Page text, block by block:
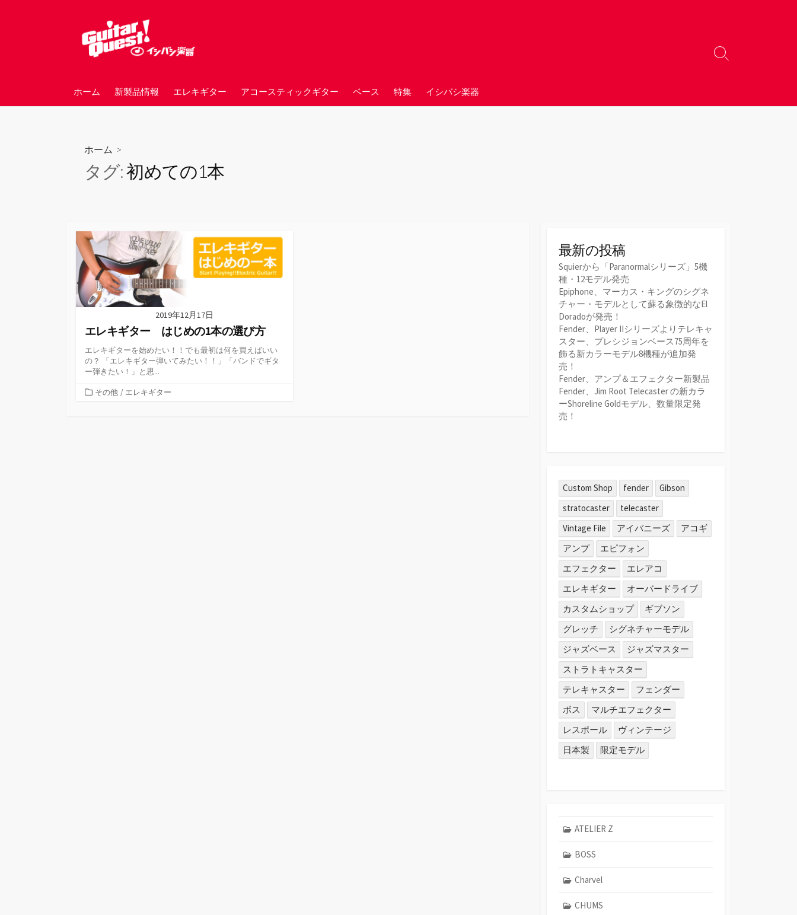
ホーム 新製品情報 エレキギター アコースティックギター ベース 特集 イシバシ楽器
検
替
ホーム >
タグ:初めての1本
2019年12月17日
エレキギター はじめの1本の選び方
エレキギターを始めたい！！でも最初は何を買えばいい
の？ 「エレキギター弾いてみたい！！」「バンドでギタ
ー弾きたい！」と思...
カその他 / エレキギター
最新の投稿
Squierから「Paranormalシリーズ」5機
種・12モデル発売
Epiphone、マーカス・キングのシグネ
チャー・モデルとして蘇る象徴的なEl
Doradoが発売！
Fender、Player IIシリーズよりテレキャ
スター、プレシジョンベース75周年を
飾る新カラーモデル8機種が追加発
売！
Fender、アンプ＆エフェクター新製品
Fender、Jim Root Telecaster の新カラ
ーShoreline Goldモデル、数量限定発
売！
Custom Shop fender
Gibson
stratocaster
telecaster
Vintage File
アイバニーズ
アコギ
アンプ
エピフォン
エフェクター
エレアコ
エレキギター
オーバードライブ
カスタムショップ
ギブソン
グレッチ
シグネチャーモデル
ジャズベース
ジャズマスター
ストラトキャスター
テレキャスター
フェンダー
ボス
マルチエフェクター
レスポール
ヴィンテージ
日本製
限定モデル
ATELIER Z
BOSS
Charvel
CHUMS